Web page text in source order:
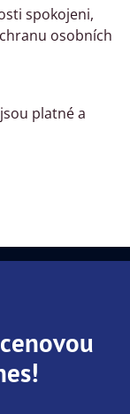
spokojeni,
osobních
platné a